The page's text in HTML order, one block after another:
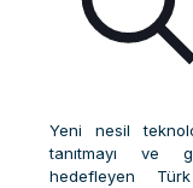
Yeni nesil
tanıtmayı ve
hedefleyen